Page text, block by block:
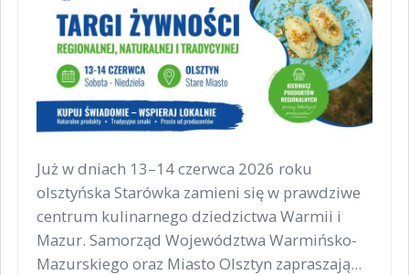
Już w dniach 13–14 czerwca 2026 roku
olsztyńska Starówka zamieni się w prawdziwe
centrum kulinarnego dziedzictwa Warmii i
Mazur. Samorząd Województwa Warmińsko-
Mazurskiego oraz Miasto Olsztyn zapraszają...